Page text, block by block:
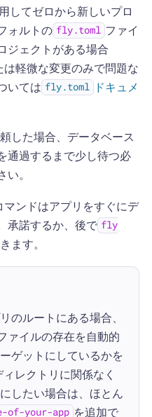
してゼロから新しいプロ
ォルトの fly.toml ファイ
ジェクトがある場合
は軽微な変更のみで問題な
いては fly.toml
ドキュメ
した場合、データベース
通過するまで少し待つ必
。
マンドはアプリをすぐにデ
承諾するか、後で fly
ます。
のルートにある場合、
ァイルの存在を自動的
ゲットにしているかを
レクトリに関係なく
したい場合は、ほとん
of-your-app を追加で